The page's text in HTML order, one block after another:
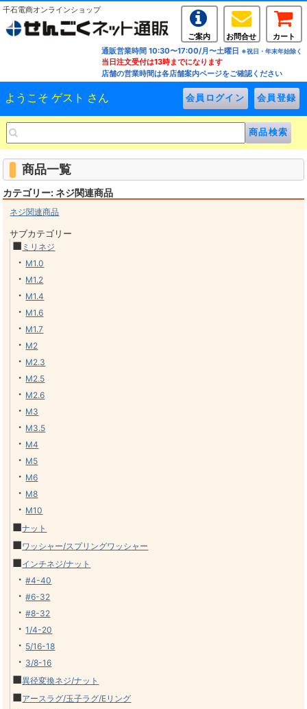
千石電商オンラインショップ
ご案内 お問合せ
カート
通販営業時間 10:30〜17:00/月〜土曜日 ※祝日・年末年始除く
当日注文受付は13時までになります
店舗の営業時間は各店舗案内ページをご確認ください
ようこそ ゲスト さん
商品一覧
カテゴリー: ネジ関連商品
ネジ関連商品
サブカテゴリー
■ ミリネジ
・ M1.0
・ M1.2
・ M1.4
・ M1.6
・ M1.7
・ M2
・ M2.3
・ M2.5
・ M2.6
・ M3
・ M3.5
・ M4
・ M5
・ M6
・ M8
・ M10
■ナット
■ワッシャー/スプリングワッシャー
■インチネジ/ナット
・#4-40
・#6-32
・#8-32
・1/4-20
・ 5/16-18
・ 3/8-16
■異径変換ネジ/ナット
■アースラグ/玉子ラグ/Eリング